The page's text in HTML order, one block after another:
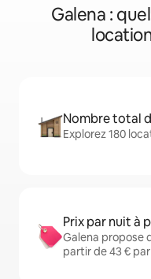
Galena :
Nombre total
Explorez 180
Prix par nuit à
Galena propose
partir de 43 €